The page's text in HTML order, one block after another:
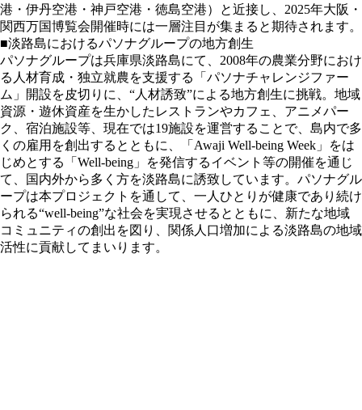
港・伊丹空港・神戸空港・徳島空港）と近接し、2025年大阪・
関西万国博覧会開催時には一層注目が集まると期待されます。
■淡路島におけるパソナグループの地方創生
パソナグループは兵庫県淡路島にて、2008年の農業分野におけ
る人材育成・独立就農を支援する「パソナチャレンジファー
ム」開設を皮切りに、“人材誘致”による地方創生に挑戦。地域
資源・遊休資産を生かしたレストランやカフェ、アニメパー
ク、宿泊施設等、現在では19施設を運営することで、島内で多
くの雇用を創出するとともに、「Awaji Well-being Week」をは
じめとする「Well-being」を発信するイベント等の開催を通じ
て、国内外から多く方を淡路島に誘致しています。パソナグル
ープは本プロジェクトを通して、一人ひとりが健康であり続け
られる“well-being”な社会を実現させるとともに、新たな地域
コミュニティの創出を図り、関係人口増加による淡路島の地域
活性に貢献してまいります。